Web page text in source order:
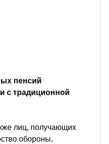
пенсий
с традиционной
лиц, получающих
обороны,